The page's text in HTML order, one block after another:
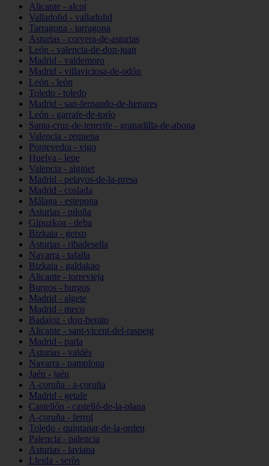
Alicante - alcoi
Valladolid - valladolid
Tarragona - tarragona
Asturias - corvera-de-asturias
León - valencia-de-don-juan
Madrid - valdemoro
Madrid - villaviciosa-de-odón
León - león
Toledo - toledo
Madrid - san-fernando-de-henares
León - garrafe-de-torío
Santa-cruz-de-tenerife - granadilla-de-abona
Valencia - requena
Pontevedra - vigo
Huelva - lepe
Valencia - alginet
Madrid - pelayos-de-la-presa
Madrid - coslada
Málaga - estepona
Asturias - piloña
Gipuzkoa - deba
Bizkaia - getxo
Asturias - ribadesella
Navarra - tafalla
Bizkaia - galdakao
Alicante - torrevieja
Burgos - burgos
Madrid - algete
Madrid - meco
Badajoz - don-benito
Alicante - sant-vicent-del-raspeig
Madrid - parla
Asturias - valdés
Navarra - pamplona
Jaén - jaén
A-coruña - a-coruña
Madrid - getafe
Castellón - castelló-de-la-plana
A-coruña - ferrol
Toledo - quintanar-de-la-orden
Palencia - palencia
Asturias - laviana
Lleida - seròs